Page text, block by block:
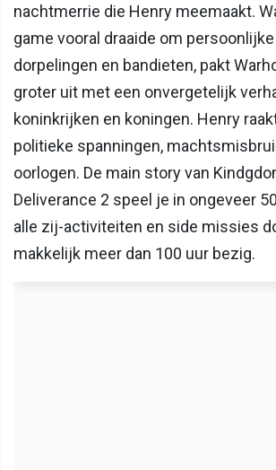
nachtmerrie die Henry meemaakt.
game vooral draaide om
dorpelingen en bandieten, pakt
groter uit met een onvergetelijk
koninkrijken en koningen. Henry
politieke spanningen,
oorlogen. De main story van
Deliverance 2 speel je in ongeveer
alle zij-activiteiten en side missies
makkelijk meer dan 100 uur bezig.